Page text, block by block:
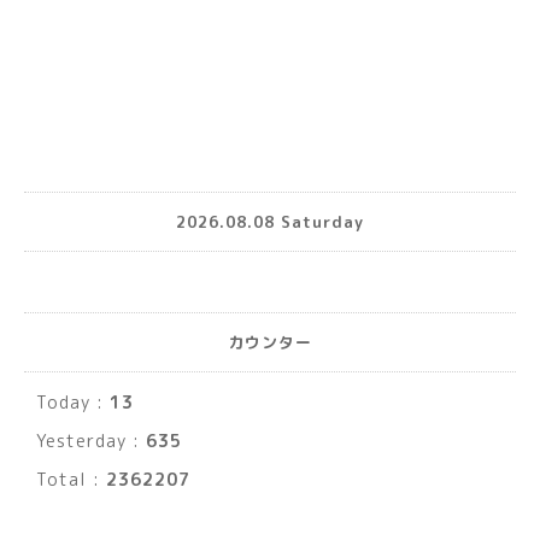
2026.08.08 Saturday
カウンター
Today : 13
Yesterday : 635
Total : 2362207